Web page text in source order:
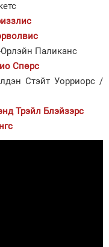
Паликанс
Спөрс
Стэйт Уорриорс /
Трэйл Блэйзэрс